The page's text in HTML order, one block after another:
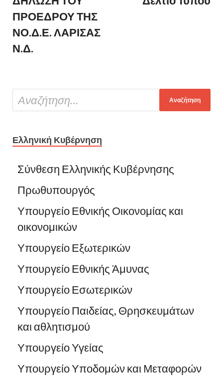
ΠΡΟΕΔΡΟΥ ΤΗΣ
ΝΟ.Δ.Ε. ΛΑΡΙΣΑΣ
Ν.Δ.
Ελληνική Κυβέρνηση
Σύνθεση Ελληνικής Κυβέρνησης
Πρωθυπουργός
Υπουργείο Εθνικής Οικονομίας και
οικονομικών
Υπουργείο Εξωτερικών
Υπουργείο Εθνικής Άμυνας
Υπουργείο Εσωτερικών
Υπουργείο Παιδείας, Θρησκευμάτων
και αθλητισμού
Υπουργείο Υγείας
Υπουργείο Υποδομών και Μεταφορών